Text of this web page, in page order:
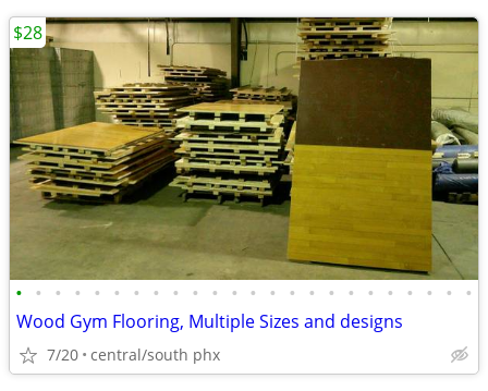
• • • • • • • • • • • • • • • • • • • • • • • •
Wood Gym Flooring, Multiple Sizes and designs
7/20 central/south phx
$28